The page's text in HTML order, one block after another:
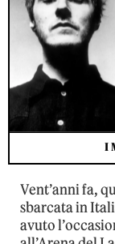
I
Vent’anni fa,
sbarcata in
avuto